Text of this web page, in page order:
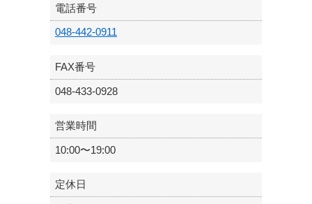
電話番号
048-442-0911
FAX番号
048-433-0928
営業時間
10:00〜19:00
定休日